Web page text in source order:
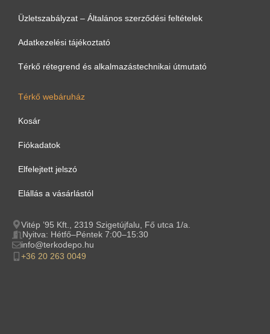
Üzletszabályzat – Általános szerződési feltételek
Adatkezelési tájékoztató
Térkő rétegrend és alkalmazástechnikai útmutató
Térkő webáruház
Kosár
Fiókadatok
Elfelejtett jelszó
Elállás a vásárlástól
Vitép ’95 Kft., 2319 Szigetújfalu, Fő utca 1/a.
Nyitva: Hétfő–Péntek 7:00–15:30
info@terkodepo.hu
+36 20 263 0049